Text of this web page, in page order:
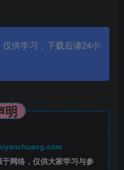
供学习，下载后请24小
明
网络，仅供大家学习与参